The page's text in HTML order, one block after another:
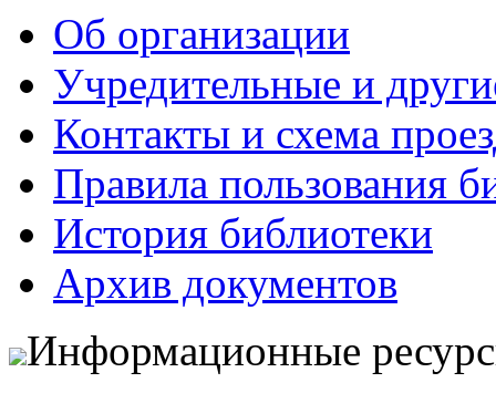
Об организации
Учредительные и
Контакты и схема
Правила пользования
История библиотеки
Архив документов
Информационные